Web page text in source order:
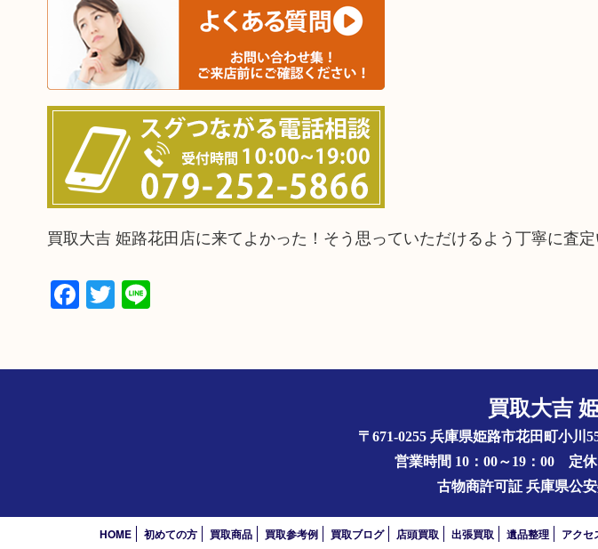
買取大吉 姫路花田店に来てよかった！そう思っていただけるよう丁寧に査定
Facebook
Twitter
Line
買取大吉
〒671-0255 兵庫県姫路市花田町小川
営業時間 10：00～19：00 定
古物商許可証 兵庫県公
HOME 初めての方 買取商品 買取参考例 買取ブログ 店頭買取 出張買取 遺品整理 アクセ